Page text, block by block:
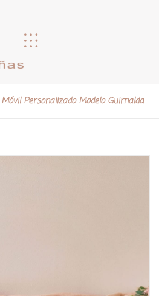
Personalizado Modelo Guirnalda